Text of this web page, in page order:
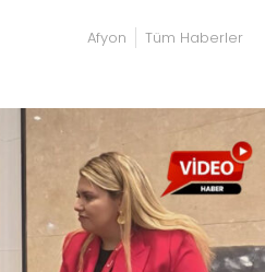
Afyon Tüm Haberler